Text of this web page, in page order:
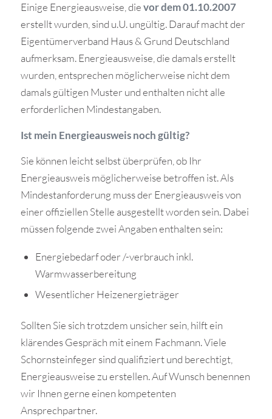
Einige Energieausweise, dievor dem 01.10.2007
erstellt wurden, sind u.U. ungültig. Darauf macht der
Eigentümerverband Haus & Grund Deutschland
aufmerksam. Energieausweise, die damals erstellt
wurden, entsprechen möglicherweise nicht dem
damals gültigen Muster und enthalten nicht alle
erforderlichen Mindestangaben.
Ist mein Energieausweis noch gültig?
Sie können leicht selbst überprüfen, ob Ihr
Energieausweis möglicherweise betroffen ist. Als
Mindestanforderung muss der Energieausweis von
einer offiziellen Stelle ausgestellt worden sein. Dabei
müssen folgende zwei Angaben enthalten sein:
Energiebedarf oder /-verbrauch inkl.
Warmwasserbereitung
Wesentlicher Heizenergieträger
Sollten Sie sich trotzdem unsicher sein, hilft ein
klärendes Gespräch mit einem Fachmann. Viele
Schornsteinfeger sind qualifiziert und berechtigt,
Energieausweise zu erstellen. Auf Wunsch benennen
wir Ihnen gerne einen kompetenten
Ansprechpartner.